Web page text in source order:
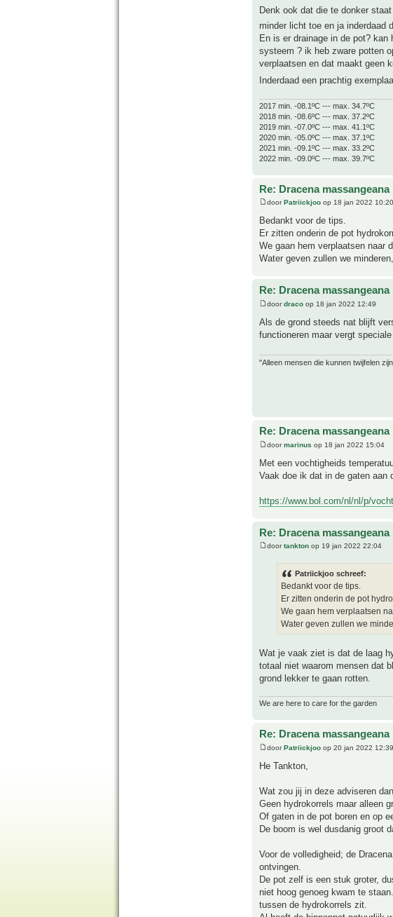
Denk ook dat die te donker
minder licht toe en ja inderdaad
En is er drainage in de pot?
systeem ? ik heb zware potten
verplaatsen en dat maakt geen
Inderdaad een prachtig
2017 min. -08.1ºC --- max. 34.7ºC
2018 min. -08.6ºC --- max. 37.2ºC
2019 min. -07.0ºC --- max. 41.1ºC
2020 min. -05.0ºC --- max. 37.1ºC
2021 min. -09.1ºC --- max. 33.2ºC
2022 min. -09.0ºC --- max. 39.7ºC
Re: Dracena massangeana
door Patriickjoo op 18 jan 2022 10:20
Bedankt voor de tips.
Er zitten onderin de pot
We gaan hem verplaatsen naar
Water geven zullen we
Re: Dracena massangeana
doordraco op 18 jan 2022 12:49
Als de grond steeds nat blijft
functioneren maar vergt
"Alleen mensen die kunnen twijfelen
Re: Dracena massangeana
doormarinus op 18 jan 2022 15:04
Met een vochtigheids
Vaak doe ik dat in de gaten aan
https://www.bol.com/nl/nl/p/
Re: Dracena massangeana
doortankton op 19 jan 2022 22:04
Patriickjoo schreef:
Bedankt voor de tips.
Er zitten onderin de pot
We gaan hem verplaatsen
Water geven zullen we
Wat je vaak ziet is dat de laag
totaal niet waarom mensen dat
grond lekker te gaan rotten.
We are here to care for the garden
Re: Dracena massangeana
doorPatriickjoo op 20 jan 2022 12:39
He Tankton,
Wat zou jij in deze adviseren
Geen hydrokorrels maar alleen
Of gaten in de pot boren en op
De boom is wel dusdanig groot
Voor de volledigheid; de
ontvingen.
De pot zelf is een stuk groter,
niet hoog genoeg kwam te
tussen de hydrokorrels zit.